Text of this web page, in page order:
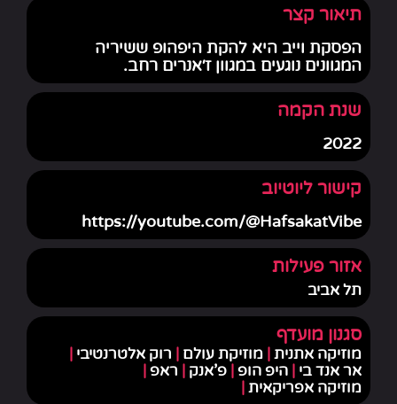
תיאור קצר
הפסקת וייב היא להקת היפהופ ששיריה
המגוונים נוגעים במגוון ז׳אנרים רחב.
שנת הקמה
2022
קישור ליוטיוב
https://youtube.com/@HafsakatVibe
אזור פעילות
תל אביב
סגנון מועדף
מוזיקה אתנית מוזיקת עולם רוק אלטרנטיבי
אר אנד בי
היפ הופ פ'אנק ראפ
מוזיקה אפריקאית